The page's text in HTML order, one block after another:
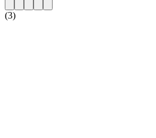
(3)